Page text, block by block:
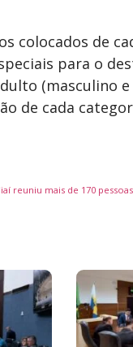
colocados de
para o
(masculino
de cada